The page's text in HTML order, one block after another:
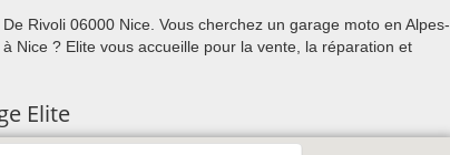
Rivoli 06000 Nice. Vous cherchez un garage moto en Alpes-
Nice ? Elite vous accueille pour la vente, la réparation et
Elite